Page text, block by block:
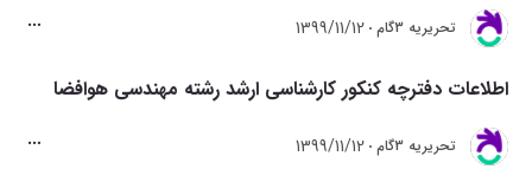
تحريريه 3گام 1399/11/12
اطلاعات دفترچه کنکور کارشناسی ارشد رشته مهندسی هوافضا
تحريريه 3گام 1399/11/12